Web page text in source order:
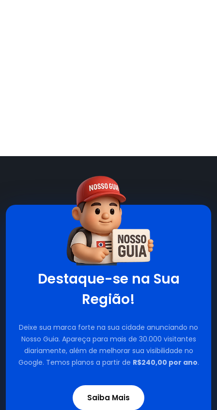
Destaque-se na Sua
Região!
Deixe sua marca forte na sua cidade anunciando no
Nosso Guia. Apareça para mais de 30.000 visitantes
diariamente, além de melhorar sua visibilidade no
Google. Temos planos a partir de R$240,00 por ano.
Saiba Mais